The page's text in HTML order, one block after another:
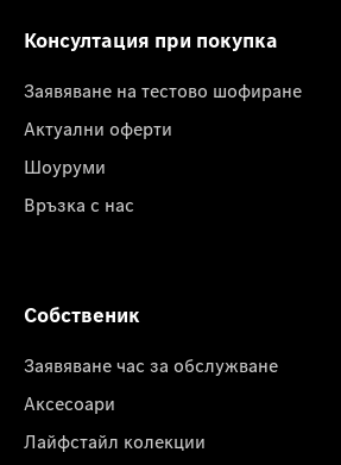
Консултация при покупка
Заявяване на тестово шофиране
Актуални оферти
Шоуруми
Връзка с нас
Собственик
Заявяване час за обслужване
Аксесоари
Лайфстайл колекции